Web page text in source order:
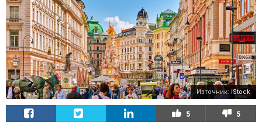
Източник: iStock
5 5